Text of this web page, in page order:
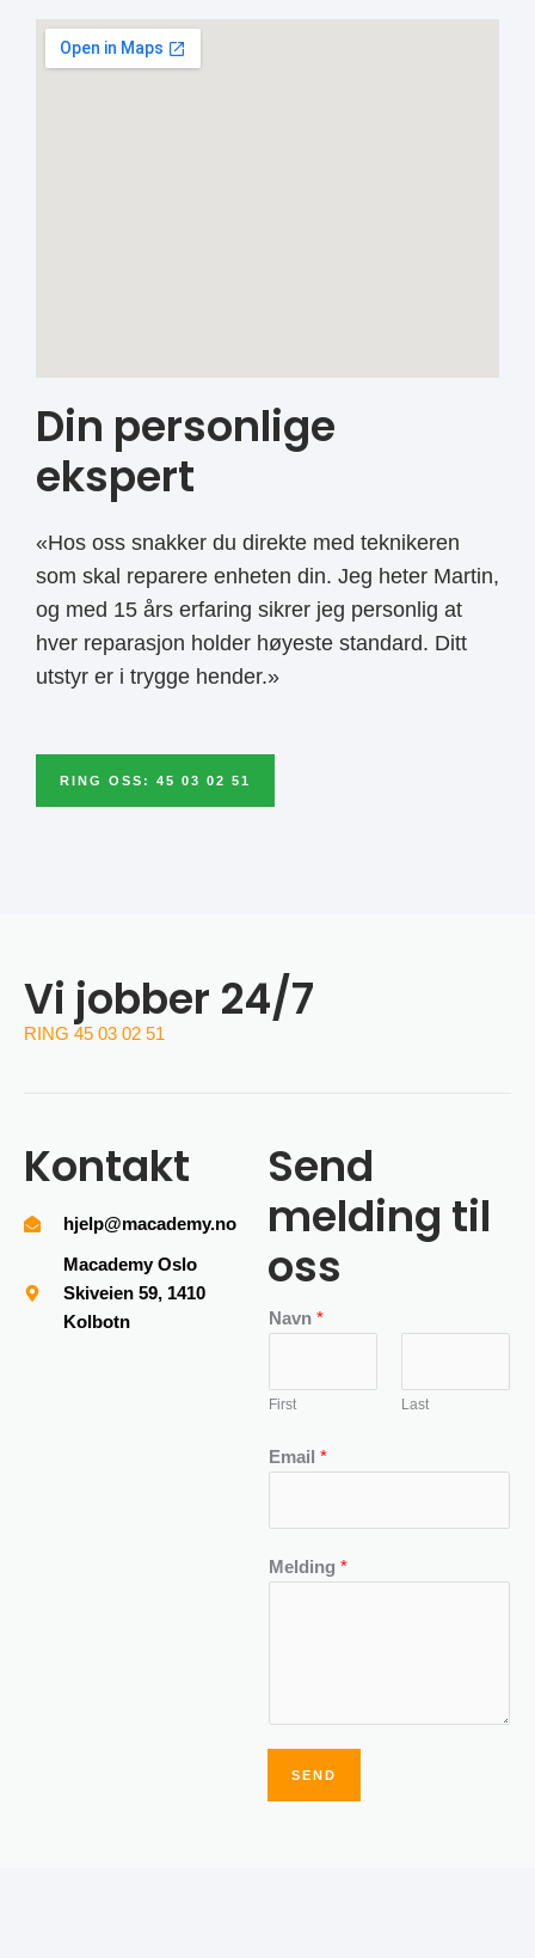
Din personlige
ekspert
«Hos oss snakker du direkte med teknikeren
som skal reparere enheten din. Jeg heter Martin,
og med 15 års erfaring sikrer jeg personlig at
hver reparasjon holder høyeste standard. Ditt
utstyr er i trygge hender.»
RING OSS: 45 03 02 51
Vi jobber 24/7
RING 45 03 02 51
Kontakt
hjelp@macademy.no
Macademy Oslo
Skiveien 59, 1410
Kolbotn
Send
melding til
oss
Navn *
First Last
Email *
Melding *
SEND